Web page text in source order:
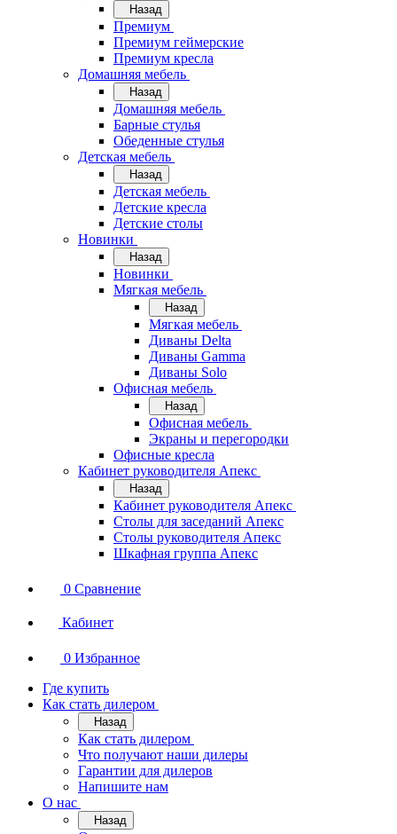
Назад
Премиум
Премиум геймерские
Премиум кресла
Домашняя мебель
Назад
Домашняя мебель
Барные стулья
Обеденные стулья
Детская мебель
Назад
Детская мебель
Детские кресла
Детские столы
Новинки
Назад
Новинки
Мягкая мебель
Назад
Мягкая мебель
Диваны Delta
Диваны Gamma
Диваны Solo
Офисная мебель
Назад
Офисная мебель
Экраны и перегородки
Офисные кресла
Кабинет руководителя Апекс
Назад
Кабинет руководителя Апекс
Столы для заседаний Апекс
Столы руководителя Апекс
Шкафная группа Апекс
0 Сравнение
Кабинет
0 Избранное
Где купить
Как стать дилером
Назад
Как стать дилером
Что получают наши дилеры
Гарантии для дилеров
Напишите нам
О нас
Назад